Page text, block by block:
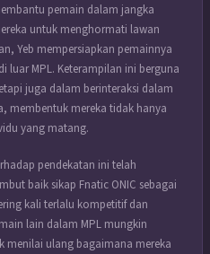
pemain dalam jangka
untuk menghormati lawan
Yeb mempersiapkan pemainnya
luar MPL. Keterampilan ini berguna
juga dalam berinteraksi dalam
membentuk mereka tidak hanya
yang matang.
pendekatan ini telah
baik sikap Fnatic ONIC sebagai
kali terlalu kompetitif dan
lain dalam MPL mungkin
menilai ulang bagaimana mereka